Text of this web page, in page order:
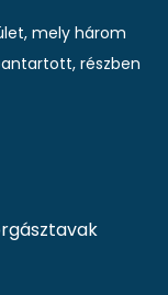
mely három
részben